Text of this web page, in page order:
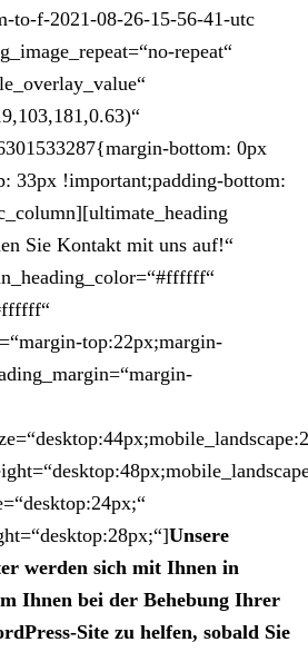
to-f-2021-08-26-15-56-41-utc
repeat“
bottom: 0px
33px !important;padding-bottom:
Sie Kontakt mit uns auf!“
top:22px;margin-
Unsere
werden sich mit Ihnen in
Ihnen bei der Behebung Ihrer
Site zu helfen, sobald Sie